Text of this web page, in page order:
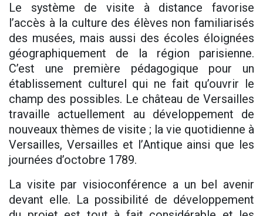
Le système de visite à distance favorise
l’accès à la culture des élèves non familiarisés
des musées, mais aussi des écoles éloignées
géographiquement de la région parisienne.
C’est une première pédagogique pour un
établissement culturel qui ne fait qu’ouvrir le
champ des possibles. Le château de Versailles
travaille actuellement au développement de
nouveaux thèmes de visite ; la vie quotidienne à
Versailles, Versailles et l’Antique ainsi que les
journées d’octobre 1789.
La visite par visioconférence a un bel avenir
devant elle. La possibilité de développement